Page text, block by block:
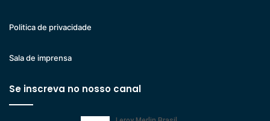
Politica de privacidade
Sala de imprensa
Se inscreva no nosso canal